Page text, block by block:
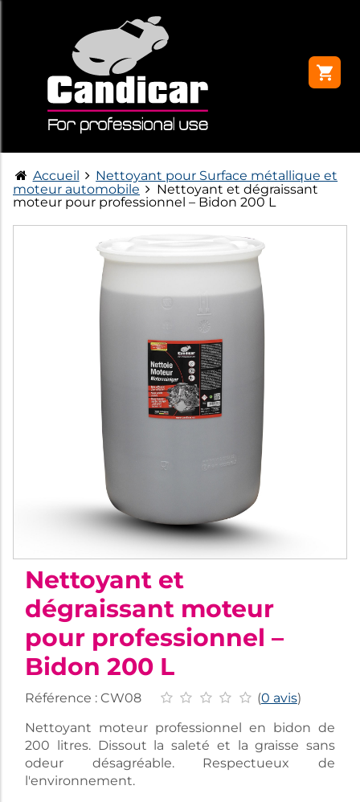
Accueil
Nettoyant pour Surface métallique et
moteur automobile
Nettoyant et dégraissant
moteur pour professionnel – Bidon 200 L
Nettoyant et
dégraissant moteur
pour professionnel –
Bidon 200 L
Référence : CW08 (0 avis)
Nettoyant moteur professionnel en bidon de
200 litres. Dissout la saleté et la graisse sans
odeur désagréable. Respectueux de
l'environnement.